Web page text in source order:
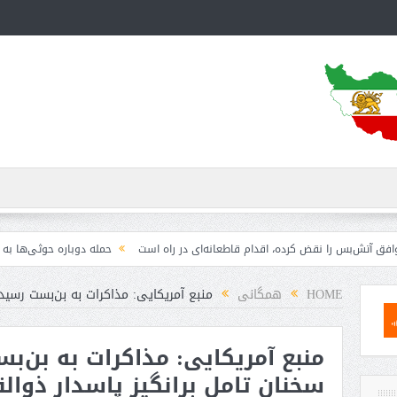
نقض کرده، اقدام قاطعانه‌ای در راه است حمله دوباره حوثی‌ها به عربستان؛
HOME همگانی منبع آمریکایی: مذاکرات به بن‌بست
منبع آمریکایی: مذاکرات به
سخنان تامل برانگیز پاسدار